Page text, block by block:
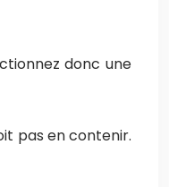
donc une
pas en contenir.